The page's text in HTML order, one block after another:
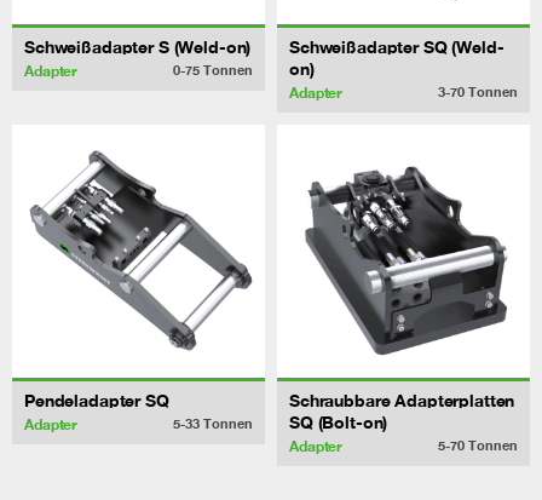
Schweißadapter S (Weld-on)
Adapter 0-75 Tonnen
Schweißadapter SQ (Weld-
on)
Adapter 3-70 Tonnen
Pendeladapter SQ
Adapter 5-33 Tonnen
Schraubbare Adapterplatten
SQ (Bolt-on)
Adapter 5-70 Tonnen